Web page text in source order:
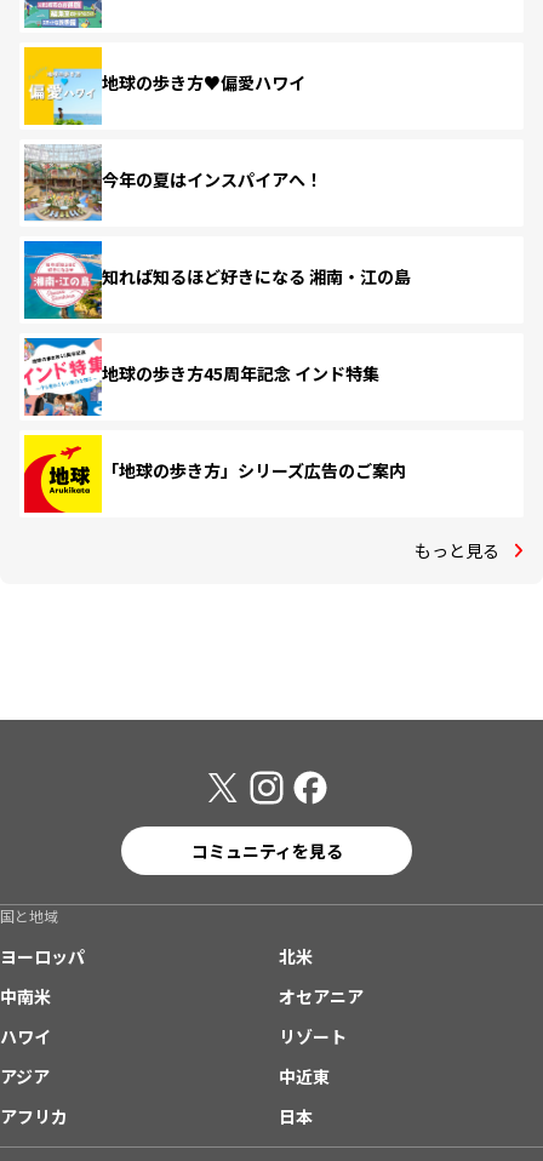
地球の歩き方♥偏愛ハワイ
今年の夏はインスパイアへ！
知れば知るほど好きになる 湘南・江の島
地球の歩き方45周年記念 インド特集
「地球の歩き方」シリーズ広告のご案内
もっと見る
コミュニティを見る
国と地域
ヨーロッパ
北米
中南米
オセアニア
ハワイ
リゾート
アジア
中近東
アフリカ
日本